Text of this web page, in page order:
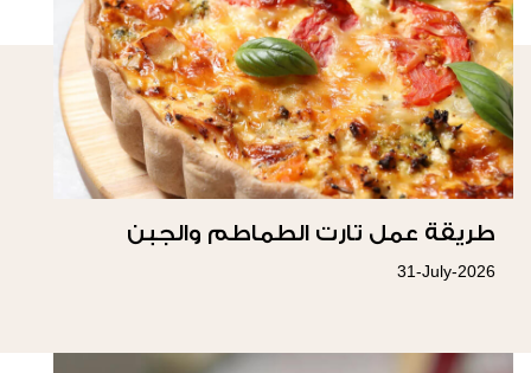
طريقة عمل تارت الطماطم والجبن
31-July-2026